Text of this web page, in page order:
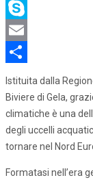
LinkedIn
Skype
Email
Istituita dalla
Biviere di Gela,
climatiche è una
degli uccelli
tornare nel Nord
Formatasi nell’era